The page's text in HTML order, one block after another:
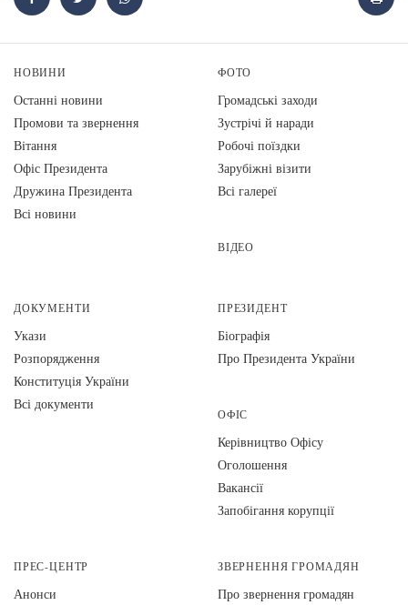
НОВИНИ
Останні новини
Промови та звернення
Вiтання
Офіс Президента
Дружина Президента
Всі новини
ФОТО
Громадські заходи
Зустрічі й наради
Робочі поїздки
Зарубіжні візити
Всі галереї
ВІДЕО
ДОКУМЕНТИ
Укази
Розпорядження
Конституція України
Всі документи
ПРЕЗИДЕНТ
Біографія
Про Президента України
ОФІС
Керівництво Офісу
Оголошення
Вакансії
Запобігання корупції
ПРЕС-ЦЕНТР
Анонси
ЗВЕРНЕННЯ ГРОМАДЯН
Про звернення громадян